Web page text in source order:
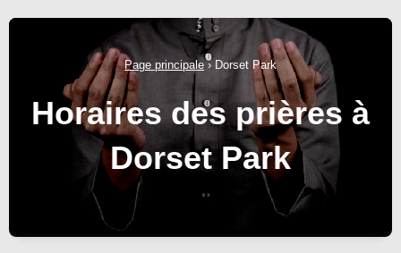
Page principale› Dorset Park
Horaires des prières à
Dorset Park